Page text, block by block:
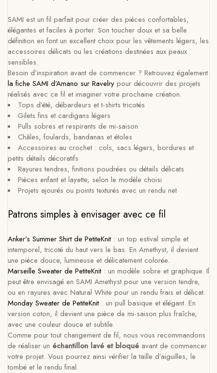
SAMI est un fil parfait pour créer des pièces confortables,
élégantes et faciles à porter. Son toucher doux et sa belle
définition en font un excellent choix pour les vêtements légers, les
accessoires délicats ou les créations destinées aux peaux
sensibles.
Besoin d’inspiration avant de commencer ? Retrouvez également
la fiche SAMI d’Amano sur Ravelry pour découvrir des projets
réalisés avec ce fil et imaginer votre prochaine création.
Tops d’été, débardeurs et t-shirts tricotés
Gilets fins et cardigans légers
Pulls sobres et respirants de mi-saison
Châles, foulards, bandanas et étoles
Accessoires au crochet : cols, sacs légers, bordures et
petits détails décoratifs
Rayures tendres, finitions poudrées ou détails délicats
Pièces enfant et layette, selon le modèle choisi
Projets ajourés ou points texturés avec un rendu net
Patrons simples à envisager avec ce fil
Anker’s Summer Shirt de PetiteKnit: un top estival simple et
intemporel, tricoté du haut vers le bas. En Amethyst, il devient
une pièce douce, lumineuse et délicatement colorée.
Marseille Sweater de PetiteKnit: un modèle sobre et graphique. Il
peut être envisagé en SAMI Amethyst pour une version tendre,
ou en rayures avec Natural White pour un rendu frais et délicat.
Monday Sweater de PetiteKnit: un pull basique et élégant. En
version coton, il devient une pièce de mi-saison plus fraîche,
avec une couleur douce et subtile.
Comme pour tout changement de fil, nous vous recommandons
de réaliser un échantillon lavé et bloqué avant de commencer
votre projet. Vous pourrez ainsi vérifier la taille d’aiguilles, le
tombé et le rendu final.